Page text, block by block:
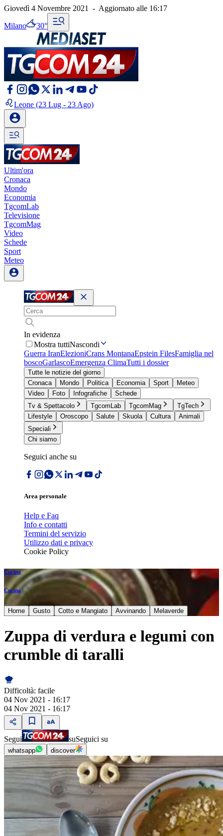
Giovedì 4 Novembre 2021 - Aggiornato alle 16:17
Milano 30°
Leone (23 Lug - 23 Ago)
Ultim'ora
Cronaca
Mondo
Economia
TgcomLab
Televisione
TgcomMag
Video
Schede
Sport
Meteo
In evidenza
Mostra tuttiNascondi
Guerra IranElezioniCrans MontanaEpstein FilesFamiglia nel
boscoGarlascoEmergenza ClimaTutti i dossier
Tutte le notizie del giorno
Cronaca
Mondo Politica Economia Sport
Meteo
Video
Foto Infografiche
Schede
Tv & Spettacolo
TgcomLab TgcomMag
TgTech
Lifestyle
Oroscopo Salute Skuola Cultura
Animali
Speciali
Chi siamo
Seguici anche su
Area personale
Help e Faq
Info e contatti
Termini del servizio
Utilizzo dati e privacy
Cookie Policy
Cucina
Cucina
Home Gusto Cotto e Mangiato Avvinando Melaverde
Zuppa di verdura e legumi con
crumble di taralli
Difficoltà: facile
04 Nov 2021 - 16:17
04 Nov 2021 - 16:17
Segui suSeguici su
whatsapp discover